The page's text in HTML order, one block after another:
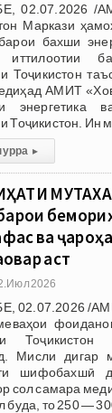
02.07.2026 /
Маркази
бахши
Тоҷикистон
АМИТ
энергетика
Тоҷикистон. Ин
▸
ва
аст
2026
02.07.2026 /
Мисли дигар
шифобахшӣ
сол самара
буда, то 250 —